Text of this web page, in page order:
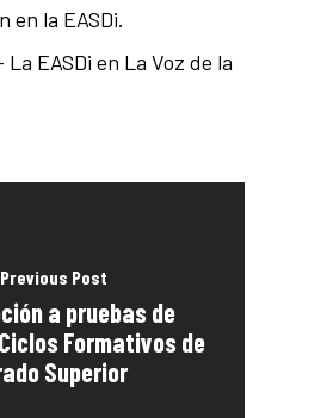
en la EASDi.
EASDi en La Voz de la
Previous Post
a pruebas de
Formativos de
Superior